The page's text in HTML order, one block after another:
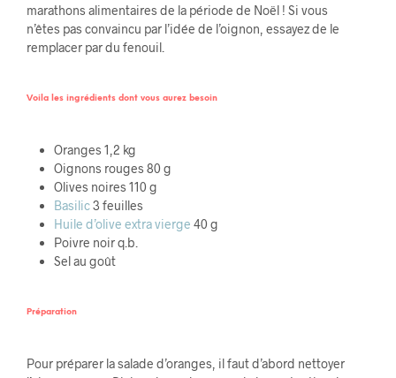
marathons alimentaires de la période de Noël ! Si vous
n’êtes pas convaincu par l’idée de l’oignon, essayez de le
remplacer par du fenouil.
Voila les ingrédients dont vous aurez besoin
Oranges 1,2 kg
Oignons rouges 80 g
Olives noires 110 g
Basilic3 feuilles
Huile d’olive extra vierge 40 g
Poivre noir q.b.
Sel au goût
Préparation
Pour préparer la salade d’oranges, il faut d’abord nettoyer